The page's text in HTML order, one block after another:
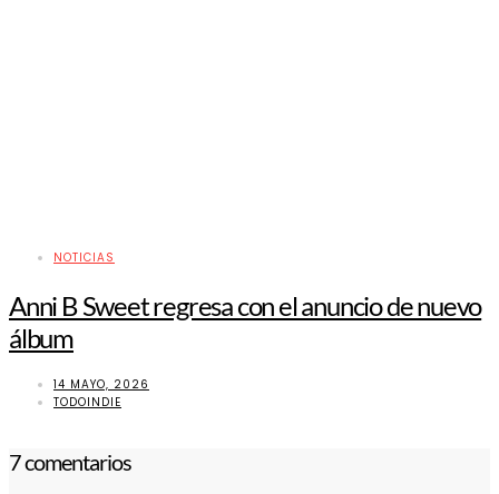
NOTICIAS
Anni B Sweet regresa con el anuncio de nuevo
álbum
14 MAYO, 2026
TODOINDIE
7 comentarios